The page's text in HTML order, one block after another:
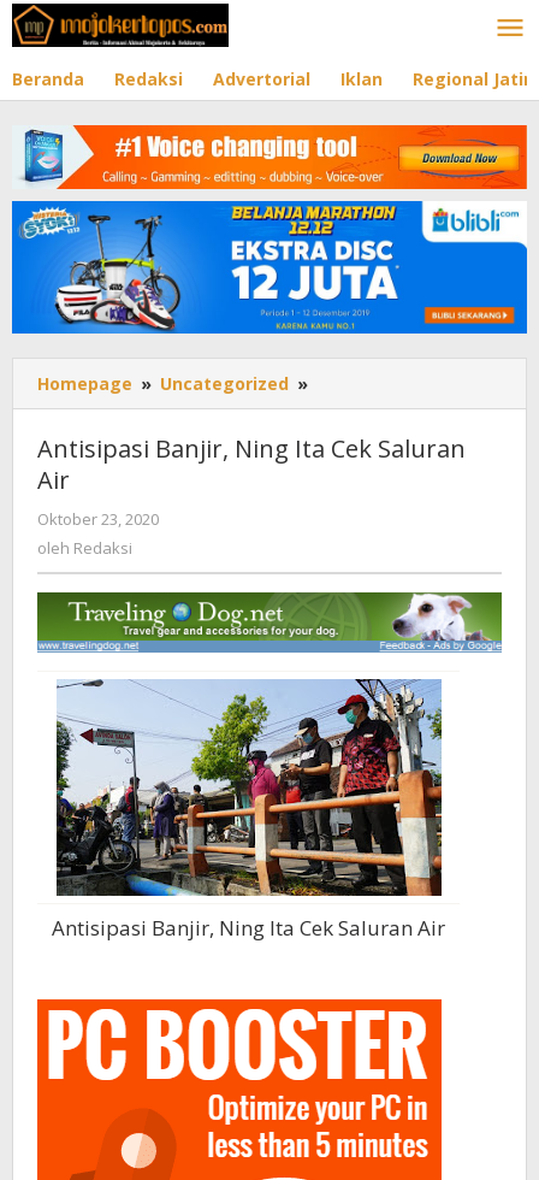
Lewati
ke
Beranda Redaksi Advertorial Iklan Regional Jatim
Homepage » Uncategorized »
Banjir,
Ita
Antisipasi Banjir, Ning Ita Cek Saluran
Air
Oktober 23, 2020
oleh Redaksi
Antisipasi Banjir, Ning Ita Cek Saluran Air